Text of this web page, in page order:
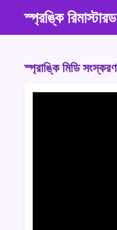
স্প্রঙ্কি রিমাস্টারড
স্প্রাঙ্কি মিডি সংস্করণ